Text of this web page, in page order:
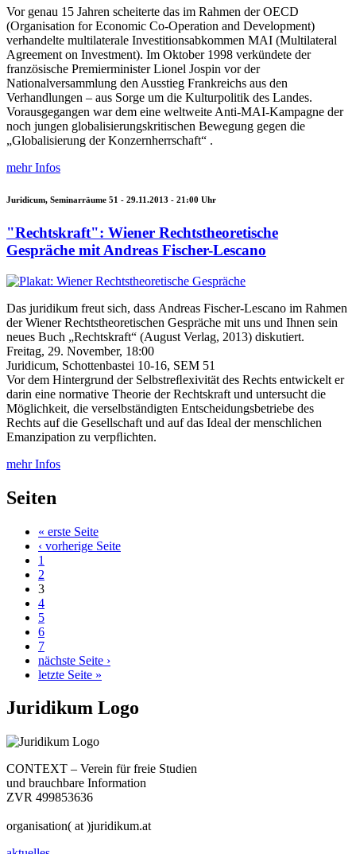
Vor genau 15 Jahren scheiterte das im Rahmen der OECD
(Organisation for Economic Co-Operation and Development)
verhandelte multilaterale Investitionsabkommen MAI (Multilateral
Agreement on Investment). Im Oktober 1998 verkündete der
französische Premierminister Lionel Jospin vor der
Nationalversammlung den Ausstieg Frankreichs aus den
Verhandlungen – aus Sorge um die Kulturpolitik des Landes.
Vorausgegangen war dem eine weltweite Anti-MAI-Kampagne der
noch jungen globalisierungskritischen Bewegung gegen die
„Globalisierung der Konzernherrschaft“ .
mehr Infos
Juridicum, Seminarräume 51 - 29.11.2013 - 21:00 Uhr
"Rechtskraft": Wiener Rechtstheoretische
Gespräche mit Andreas Fischer-Lescano
Das juridikum freut sich, dass Andreas Fischer-Lescano im Rahmen
der Wiener Rechtstheoretischen Gespräche mit uns und Ihnen sein
neues Buch „Rechtskraft“ (August Verlag, 2013) diskutiert.
Freitag, 29. November, 18:00
Juridicum, Schottenbastei 10-16, SEM 51
Vor dem Hintergrund der Selbstreﬂexivität des Rechts entwickelt er
darin eine normative Theorie der Rechtskraft und untersucht die
Möglichkeit, die verselbständigten Entscheidungsbetriebe des
Rechts auf die Gesellschaft und auf das Ideal der menschlichen
Emanzipation zu verpﬂichten.
mehr Infos
Seiten
« erste Seite
‹ vorherige Seite
1
2
3
4
5
6
7
nächste Seite ›
letzte Seite »
Juridikum Logo
CONTEXT – Verein für freie Studien
und brauchbare Information
ZVR 499853636
organisation( at )juridikum.at